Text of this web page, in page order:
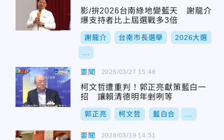
影/拚2026台南綠地變藍天 謝龍介
爆支持者比上屆選戰多3倍
謝龍介 台南市長選舉 2026大選
要聞
柯文哲遭重判！郭正亮獻策藍白一
招 讓賴清德明年剉咧等
郭正亮 柯文哲 藍白合
2026/03/27 15:46
要聞 2026/03/19 14:51